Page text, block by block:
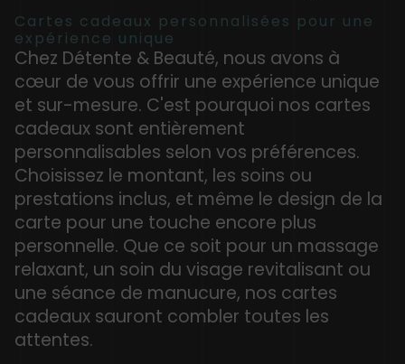
Cartes cadeaux personnalisées pour une
expérience unique
Chez Détente & Beauté, nous avons à
cœur de vous offrir une expérience unique
et sur-mesure. C'est pourquoi nos cartes
cadeaux sont entièrement
personnalisables selon vos préférences.
Choisissez le montant, les soins ou
prestations inclus, et même le design de la
carte pour une touche encore plus
personnelle. Que ce soit pour un massage
relaxant, un soin du visage revitalisant ou
une séance de manucure, nos cartes
cadeaux sauront combler toutes les
attentes.